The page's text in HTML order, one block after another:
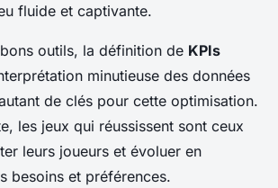
fluide et captivante.
bons outils, la définition de KPIs
minutieuse des données
de clés pour cette optimisation.
les jeux qui réussissent sont ceux
leurs joueurs et évoluer en
besoins et préférences.